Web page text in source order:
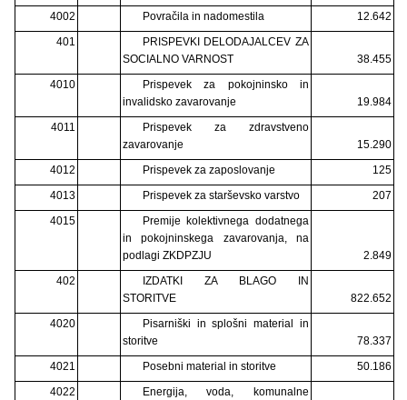
4002
Povračila in nadomestila
12.642
401
PRISPEVKI DELODAJALCEV ZA
SOCIALNO VARNOST
38.455
4010
Prispevek za pokojninsko in
invalidsko zavarovanje
19.984
4011
Prispevek za zdravstveno
zavarovanje
15.290
4012
Prispevek za zaposlovanje
125
4013
Prispevek za starševsko varstvo
207
4015
Premije kolektivnega dodatnega
in pokojninskega zavarovanja, na
podlagi ZKDPZJU
2.849
402
IZDATKI ZA BLAGO IN
STORITVE
822.652
4020
Pisarniški in splošni material in
storitve
78.337
4021
Posebni material in storitve
50.186
4022
Energija, voda, komunalne